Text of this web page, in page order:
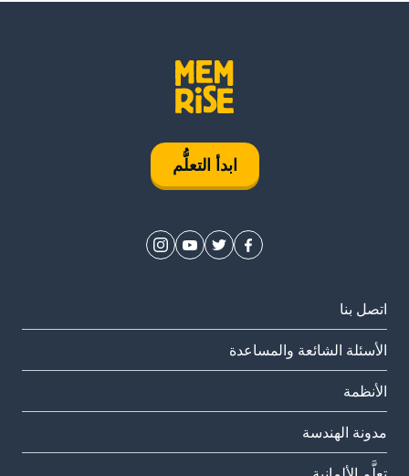
ابدأ التعلُّم
اتصل بنا
الأسئلة الشائعة والمساعدة
الأنظمة
مدونة الهندسة